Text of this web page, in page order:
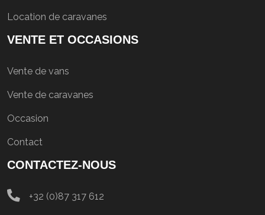
Location de caravanes
VENTE ET OCCASIONS
Vente de vans
Vente de caravanes
Occasion
Contact
CONTACTEZ-NOUS
+32 (0)87 317 612